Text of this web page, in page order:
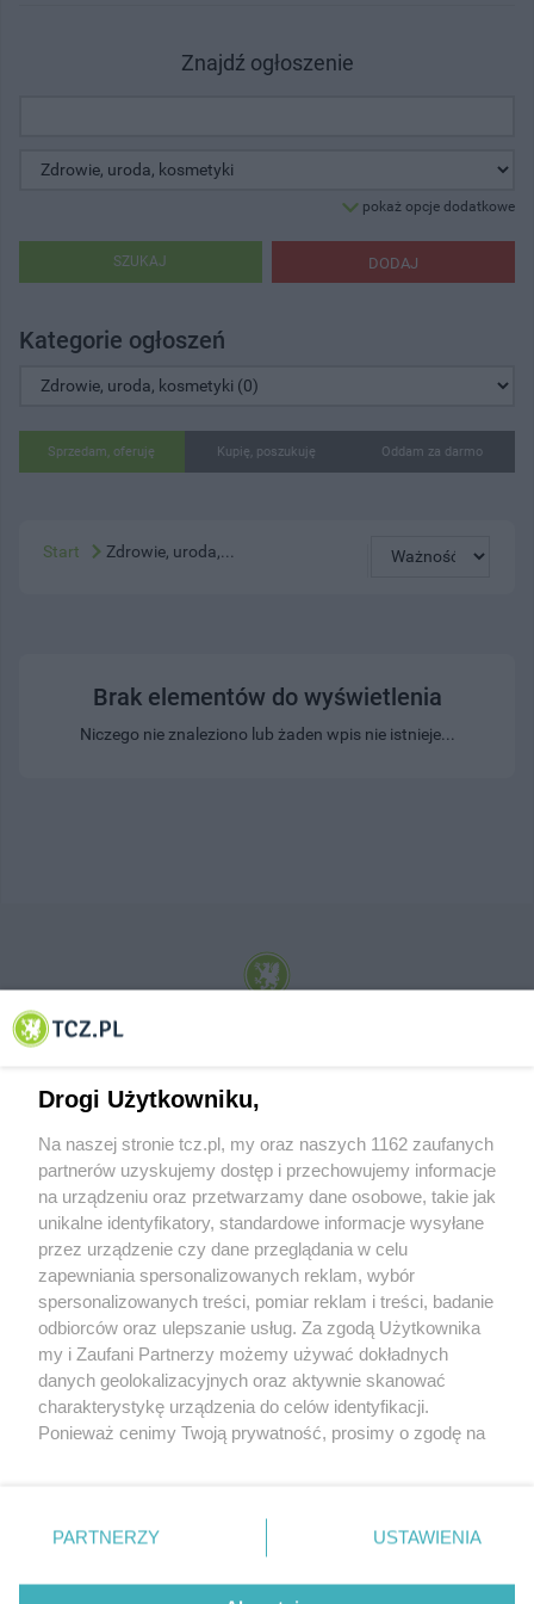
Znajdź ogłoszenie
pokaż opcje dodatkowe
DODAJ
SZUKAJ
Kategorie ogłoszeń
Sprzedam, oferuję Kupię, poszukuję Oddam za darmo
Start Zdrowie, uroda,...
Brak elementów do wyświetlenia
Niczego nie znaleziono lub żaden wpis nie istnieje...
© 2001-2026 Tczew - TCZ.PL Sp. z o.o. Internetowy Serwis Informacyjny Miasta
O FIRMIE POLITYKA PRYWATNOŚCI HOSTING
REKLAMA WSPÓŁPRACA RSS FACEBOOK KONTAKT
Nasze serwisy
Aktualności
Tcz24
Historia miasta
Muzyka i kultura
Archiwum wydarzeń
Zdjęcia miasta
Drogi Użytkowniku,
Na naszej stronie tcz.pl, my oraz naszych 1162 zaufanych
partnerów uzyskujemy dostęp i przechowujemy informacje
na urządzeniu oraz przetwarzamy dane osobowe, takie jak
unikalne identyfikatory, standardowe informacje wysyłane
przez urządzenie czy dane przeglądania w celu
zapewniania spersonalizowanych reklam, wybór
spersonalizowanych treści, pomiar reklam i treści, badanie
odbiorców oraz ulepszanie usług. Za zgodą Użytkownika
my i Zaufani Partnerzy możemy używać dokładnych
danych geolokalizacyjnych oraz aktywnie skanować
charakterystykę urządzenia do celów identyfikacji.
Ponieważ cenimy Twoją prywatność, prosimy o zgodę na
znajdujący się w lewym dolnym rogu strony
. Niektóre
PARTNERZY USTAWIENIA